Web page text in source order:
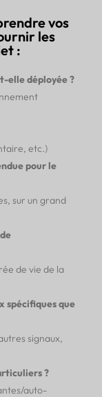
vos
les
:
elle déployée ?
etc.)
pour le
sur un grand
de vie de la
spécifiques que
signaux,
?
auto-